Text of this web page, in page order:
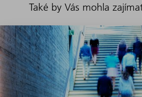
Také by Vás mohla